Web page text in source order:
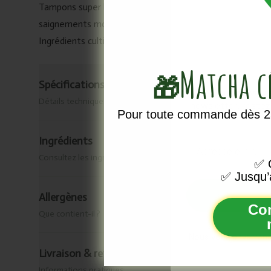
Tampons super bio avec tampons applicateurs avec un
saignements moyens à importants. Tampons sans
Ingrédients cultivés sans pesticides toxiques
Spécifications & origine
Ingrédients
Allergènes
Livraison & retour
Vous ne
newsletter,
Nous vous
🎁Matcha
Pour toute commande dès
✅
✅